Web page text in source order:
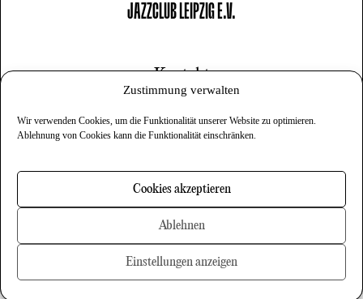
Zustimmung verwalten
Wir verwenden Cookies, um die Funktionalität unserer Website zu optimieren.
Ablehnung von Cookies kann die Funktionalität einschränken.
Cookies akzeptieren
Ablehnen
Einstellungen anzeigen
JAZZCLUB LEIPZIG E.V.
Kontakt
Datenschutz
Newsletter